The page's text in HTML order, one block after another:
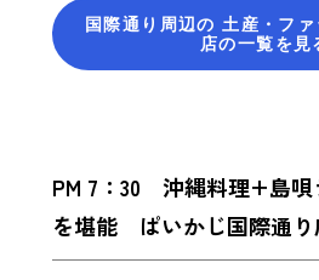
国際通り周辺の 土産・フ
店の一覧を見
PM 7：30 沖縄料理+島唄
を堪能 ぱいかじ国際通り